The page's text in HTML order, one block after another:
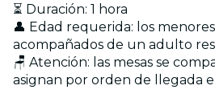
⏳ Duración: 1 hora
👤 Edad requerida: los
acompañados de un adulto
🪑 Atención: las mesas se
asignan por orden de llegada